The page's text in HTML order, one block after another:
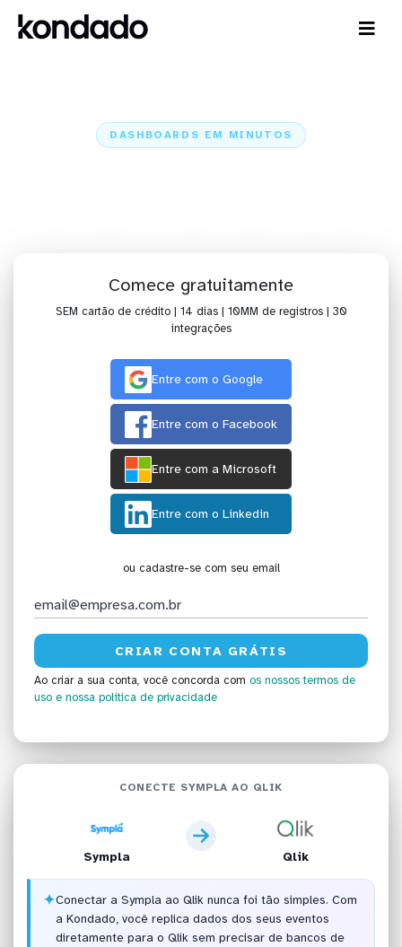
DASHBOARDS EM MINUTOS
Comece gratuitamente
SEM cartão de crédito | 14 dias | 10MM de registros | 30
integrações
Entre com o Google
Entre com o Facebook
Entre com a Microsoft
Entre com o Linkedin
ou cadastre-se com seu email
Ao criar a sua conta, você concorda com os nossos termos de
uso e nossa política de privacidade
CONECTE SYMPLA AO QLIK
Sympla Qlik
✦Conectar a Sympla ao Qlik nunca foi tão simples. Com
a Kondado, você replica dados dos seus eventos
diretamente para o Qlik sem precisar de bancos de